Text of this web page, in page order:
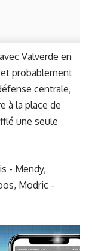
Valverde en
probablement
centrale,
à la place de
une seule
- Mendy,
Modric -